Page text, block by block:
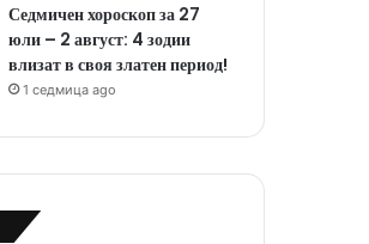
Седмичен хороскоп за 27
юли – 2 август: 4 зодии
влизат в своя златен период!
1 седмица ago